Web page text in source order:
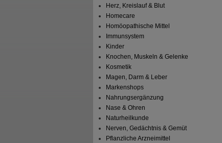
Herz, Kreislauf & Blut
Homecare
Homöopathische Mittel
Immunsystem
Kinder
Knochen, Muskeln & Gelenke
Kosmetik
Magen, Darm & Leber
Markenshops
Nahrungsergänzung
Nase & Ohren
Naturheilkunde
Nerven, Gedächtnis & Gemüt
Pflanzliche Arzneimittel